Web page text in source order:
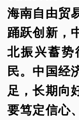
海南自由贸
踊跃创新，
北振兴蓄势
民。中国经
足，长期向
要笃定信心